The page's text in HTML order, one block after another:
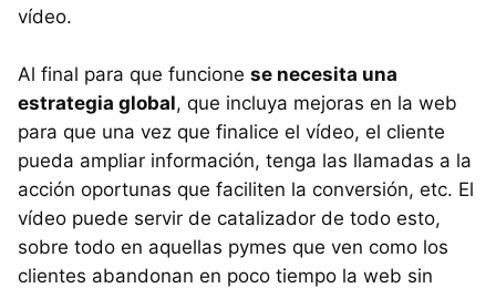
vídeo.
Al final para que funcione se necesita una
estrategia global, que incluya mejoras en la web
para que una vez que finalice el vídeo, el cliente
pueda ampliar información, tenga las llamadas a la
acción oportunas que faciliten la conversión, etc. El
vídeo puede servir de catalizador de todo esto,
sobre todo en aquellas pymes que ven como los
clientes abandonan en poco tiempo la web sin